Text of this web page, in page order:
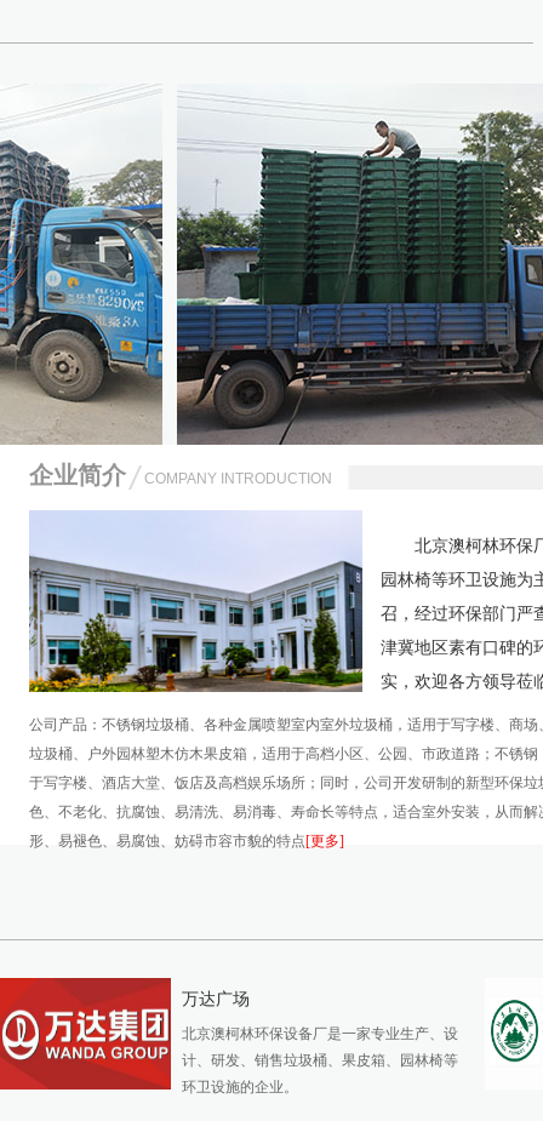
企业简介 COMPANY INTRODUCTION
北京澳柯林环保
园林椅等环卫设施为
召，经过环保部门严
津冀地区素有口碑的
实，欢迎各方领导莅
公司产品：不锈钢垃圾桶、各种金属喷塑室内室外垃圾桶，适用于写字楼、商
垃圾桶、户外园林塑木仿木果皮箱，适用于高档小区、公园、市政道路；不锈
于写字楼、酒店大堂、饭店及高档娱乐场所；同时，公司开发研制的新型环保
色、不老化、抗腐蚀、易清洗、易消毒、寿命长等特点，适合室外安装，从而
形、易褪色、易腐蚀、妨碍市容市貌的特点[更多]
万达广场
北京澳柯林环保设备厂是一家专业生产、设
计、研发、销售垃圾桶、果皮箱、园林椅等
环卫设施的企业。